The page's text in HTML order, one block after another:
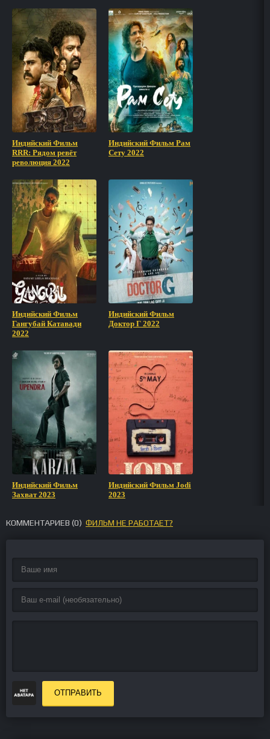
Индийский Фильм
RRR: Рядом ревёт
революция 2022
Индийский Фильм Рам
Сету 2022
Индийский Фильм
Гангубай Катавади
2022
Индийский Фильм
Доктор Г 2022
Индийский Фильм
Захват 2023
Индийский Фильм Jodi
2023
КОММЕНТАРИЕВ (0) ФИЛЬМ НЕ РАБОТАЕТ?
ОТПРАВИТЬ